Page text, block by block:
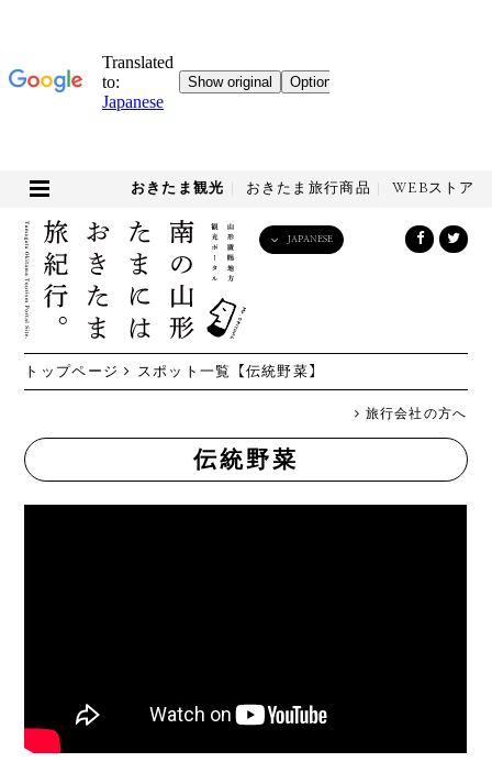
おきたま観光 おきたま旅行商品 WEBストア
JAPANESE
トップページ スポット一覧 【伝統野菜】
旅行会社の方へ
伝統野菜